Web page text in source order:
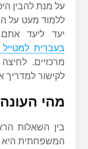
על מנת להבין
ללמוד מעט על
יעד ליעד
בעברית למטייל
מרכזיים.
לקישור למדריך
מהי
בין השאלות
המשפחתית היא